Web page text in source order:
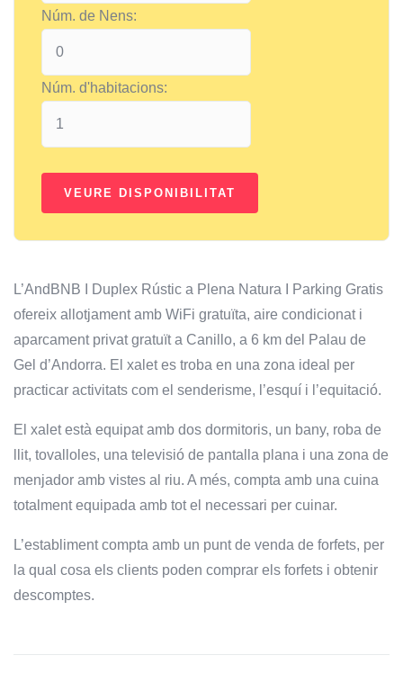
Núm. de Nens:
Núm. d'habitacions:
L’AndBNB I Duplex Rústic a Plena Natura I Parking Gratis
ofereix allotjament amb WiFi gratuïta, aire condicionat i
aparcament privat gratuït a Canillo, a 6 km del Palau de
Gel d’Andorra. El xalet es troba en una zona ideal per
practicar activitats com el senderisme, l’esquí i l’equitació.
El xalet està equipat amb dos dormitoris, un bany, roba de
llit, tovalloles, una televisió de pantalla plana i una zona de
menjador amb vistes al riu. A més, compta amb una cuina
totalment equipada amb tot el necessari per cuinar.
L’establiment compta amb un punt de venda de forfets, per
la qual cosa els clients poden comprar els forfets i obtenir
descomptes.